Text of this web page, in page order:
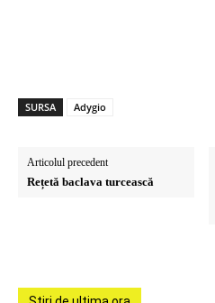
SURSA Adygio
Articolul precedent
Rețetă baclava turcească